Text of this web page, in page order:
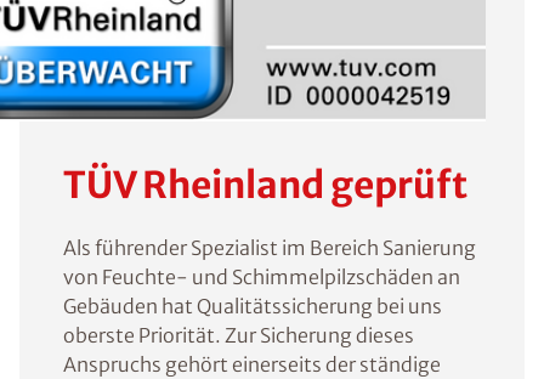
TÜV Rheinland geprüft
Als führender Spezialist im Bereich Sanierung
von Feuchte- und Schimmelpilzschäden an
Gebäuden hat Qualitätssicherung bei uns
oberste Priorität. Zur Sicherung dieses
Anspruchs gehört einerseits der ständige